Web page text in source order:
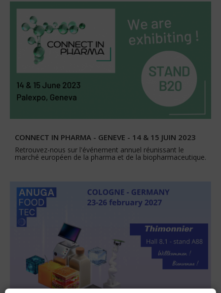
CONNECT IN PHARMA - GENEVE - 14 & 15 JUIN 2023
Retrouvez-nous sur l'événement annuel réunissant le
marché européen de la pharma et de la biopharmaceutique.